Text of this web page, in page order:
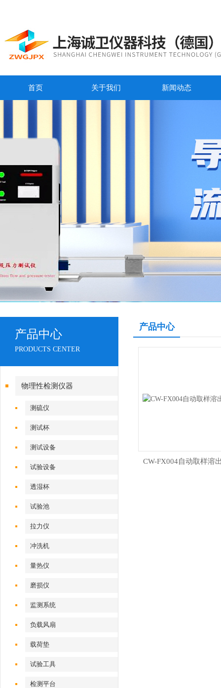
首页 关于我们 新闻动态
产品中心
PRODUCTS CENTER
物理性检测仪器
测硫仪
测试杯
测试设备
试验设备
透湿杯
试验池
拉力仪
冲洗机
量热仪
磨损仪
监测系统
负载风扇
载荷垫
试验工具
检测平台
产品中心
CW-FX004自动取样溶